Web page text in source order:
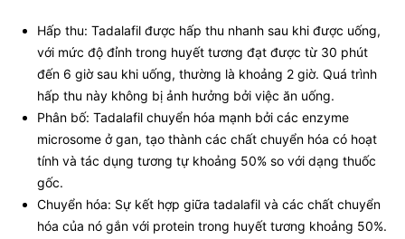
Hấp thu: Tadalafil được hấp thu nhanh sau khi được uống,
với mức độ đỉnh trong huyết tương đạt được từ 30 phút
đến 6 giờ sau khi uống, thường là khoảng 2 giờ. Quá trình
hấp thu này không bị ảnh hưởng bởi việc ăn uống.
Phân bố: Tadalafil chuyển hóa mạnh bởi các enzyme
microsome ở gan, tạo thành các chất chuyển hóa có hoạt
tính và tác dụng tương tự khoảng 50% so với dạng thuốc
gốc.
Chuyển hóa: Sự kết hợp giữa tadalafil và các chất chuyển
hóa của nó gắn với protein trong huyết tương khoảng 50%.